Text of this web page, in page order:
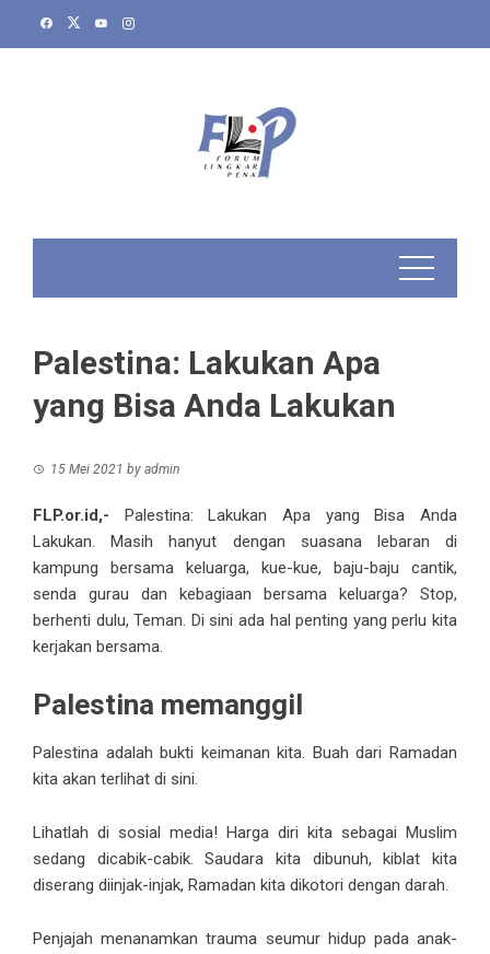
Palestina: Lakukan Apa
yang Bisa Anda Lakukan
15 Mei 2021 by admin
FLP.or.id,- Palestina: Lakukan Apa yang Bisa Anda
Lakukan. Masih hanyut dengan suasana lebaran di
kampung bersama keluarga, kue-kue, baju-baju cantik,
senda gurau dan kebagiaan bersama keluarga? Stop,
berhenti dulu, Teman. Di sini ada hal penting yang perlu kita
kerjakan bersama.
Palestina memanggil
Palestina adalah bukti keimanan kita. Buah dari Ramadan
kita akan terlihat di sini.
Lihatlah di sosial media! Harga diri kita sebagai Muslim
sedang dicabik-cabik. Saudara kita dibunuh, kiblat kita
diserang diinjak-injak, Ramadan kita dikotori dengan darah.
Penjajah menanamkan trauma seumur hidup pada anak-